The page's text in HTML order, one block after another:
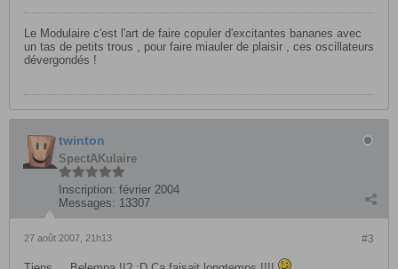
Le Modulaire c'est l'art de faire copuler d'excitantes bananes avec
un tas de petits trous , pour faire miauler de plaisir , ces oscillateurs
dévergondés !
twinton
SpectAKulaire
Inscription: février 2004
Messages: 13307
#3
27 août 2007, 21h13